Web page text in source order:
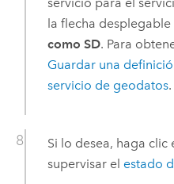
la flecha desplegable
como SD. Para
Guardar una
servicio de geodatos.
Si lo desea, haga clic
supervisar el estado